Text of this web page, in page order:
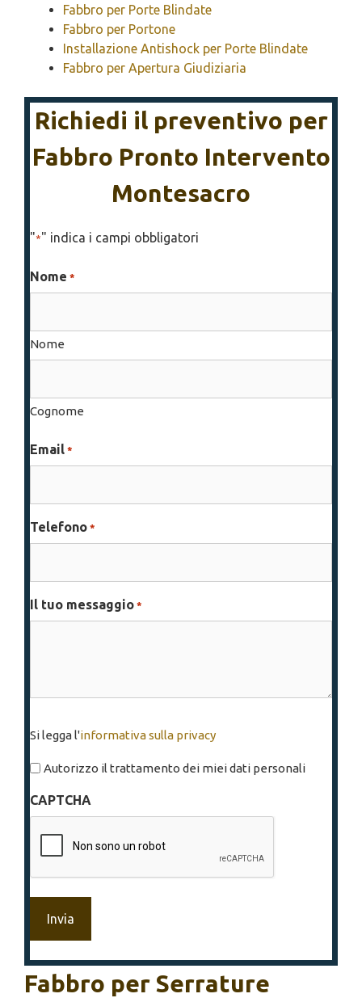
Fabbro per Porte Blindate
Fabbro per Portone
Installazione Antishock per Porte Blindate
Fabbro per Apertura Giudiziaria
Richiedi il preventivo per
Fabbro Pronto Intervento
Montesacro
"*" indica i campi obbligatori
Nome *
Nome
Cognome
Email *
Telefono *
Il tuo messaggio *
legga
l'informativa
privacy
Si legga l'informativa sulla privacy
Autorizzo il trattamento dei miei dati personali
CAPTCHA
Fabbro per Serrature